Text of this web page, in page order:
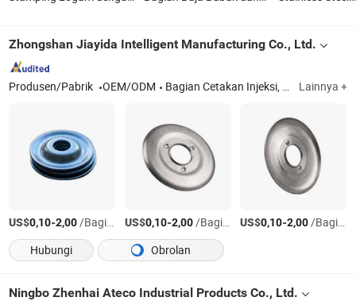
Zhongshan Jiayida Intelligent Manufacturing Co., Ltd.
Produsen/Pabrik OEM/ODM Bagian Cetakan Injeksi, Bagian Penempaan Logam, Bagian Pemesinan Lathe, Bagian Pemesinan CNC, Alas Anti Selip & Penyerapan Guncangan Furnitur, Alas Bumper, Alas Kaki Furnitur, Selongsong Kaki Furnitur Lainnya +
US$0,10-2,00/Bagian US$0,10-2,00/Bagian US$0,10-2,00/Bagian
Hubungi
Obrolan
Ningbo Zhenhai Ateco Industrial Products Co., Ltd.